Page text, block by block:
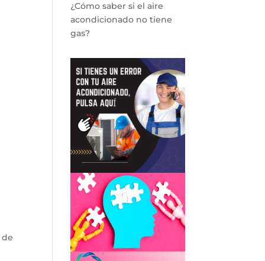
¿Cómo saber si el aire
acondicionado no tiene
gas?